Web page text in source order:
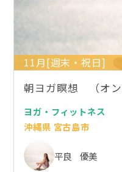
11月[週末・祝日]
朝ヨガ瞑想 （オン
ヨガ・フィットネス
沖縄県 宮古島市
平良 優美